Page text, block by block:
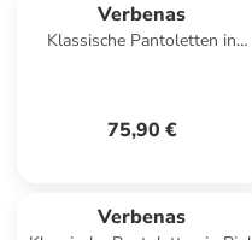
Verbenas
Klassische Pantoletten in
75,90 €
Verbenas